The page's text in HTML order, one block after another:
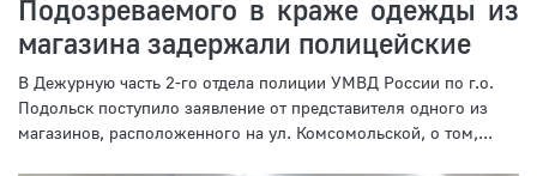
Подозреваемого в краже одежды из
магазина задержали полицейские
В Дежурную часть 2-го отдела полиции УМВД России по г.о.
Подольск поступило заявление от представителя одного из
магазинов, расположенного на ул. Комсомольской, о том,...